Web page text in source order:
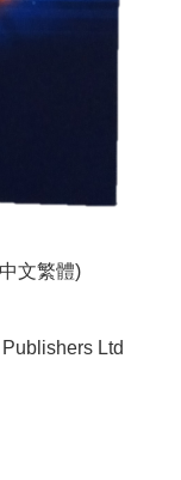
文繁體)
Ltd